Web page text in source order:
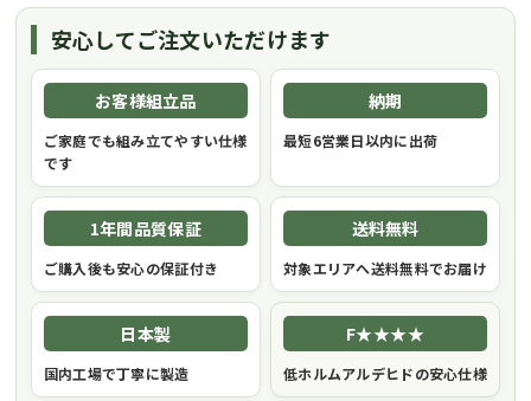
安心してご注文いただけます
お客様組立品
ご家庭でも組み立てやすい仕様
です
納期
最短6営業日以内に出荷
1年間品質保証
ご購入後も安心の保証付き
送料無料
対象エリアへ送料無料でお届け
日本製
国内工場で丁寧に製造
F★★★★
低ホルムアルデヒドの安心仕様